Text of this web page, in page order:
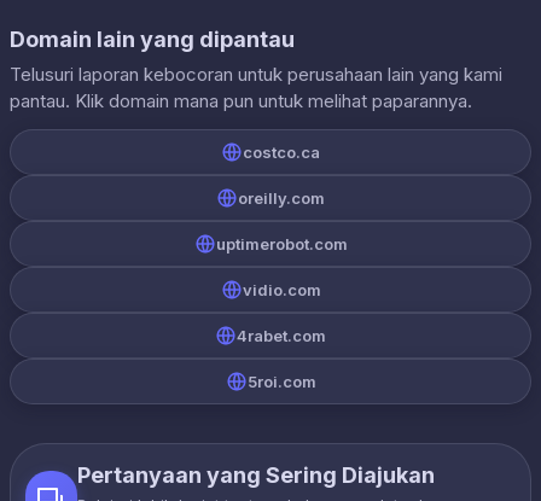
Domain lain yang dipantau
Telusuri laporan kebocoran untuk perusahaan lain yang kami
pantau. Klik domain mana pun untuk melihat paparannya.
costco.ca
oreilly.com
uptimerobot.com
vidio.com
4rabet.com
5roi.com
Pertanyaan yang Sering Diajukan